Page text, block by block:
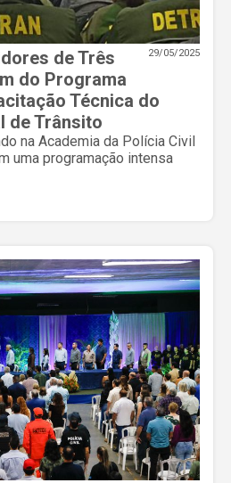
29/05/2025
de Três
do Programa
Técnica do
de Trânsito
na Academia da Polícia Civil
uma programação intensa